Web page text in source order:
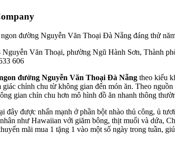
Văn Thoại, phường Ngũ Hành Sơn, Thành
606
đường Nguyễn Văn Thoại Đà Nẵng theo kiểu
giác chỉnh chu từ không gian đến món ăn. Theo
gian chỉn chu hơn mô hình đồ ăn nhanh thông
đây được nhấn mạnh ở phần bột nhào thủ công, ủ
như Hawaiian với giăm bông, thịt muối và dứa,
mãi mua 1 tặng 1 vào một số ngày trong tuần,